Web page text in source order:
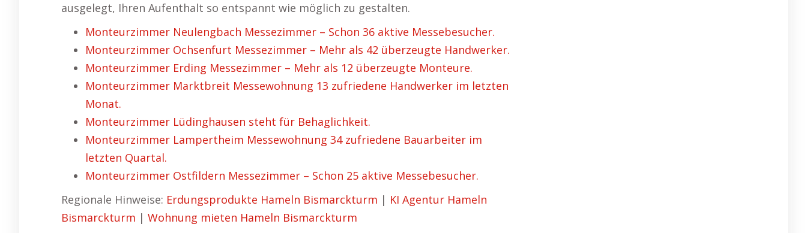
ausgelegt, Ihren Aufenthalt so entspannt wie möglich zu gestalten.
Monteurzimmer Neulengbach Messezimmer – Schon 36 aktive Messebesucher.
Monteurzimmer Ochsenfurt Messezimmer – Mehr als 42 überzeugte Handwerker.
Monteurzimmer Erding Messezimmer – Mehr als 12 überzeugte Monteure.
Monteurzimmer Marktbreit Messewohnung 13 zufriedene Handwerker im letzten
Monat.
Monteurzimmer Lüdinghausen steht für Behaglichkeit.
Monteurzimmer Lampertheim Messewohnung 34 zufriedene Bauarbeiter im
letzten Quartal.
Monteurzimmer Ostfildern Messezimmer – Schon 25 aktive Messebesucher.
Regionale Hinweise: Erdungsprodukte Hameln Bismarckturm | KI Agentur Hameln
Bismarckturm | Wohnung mieten Hameln Bismarckturm